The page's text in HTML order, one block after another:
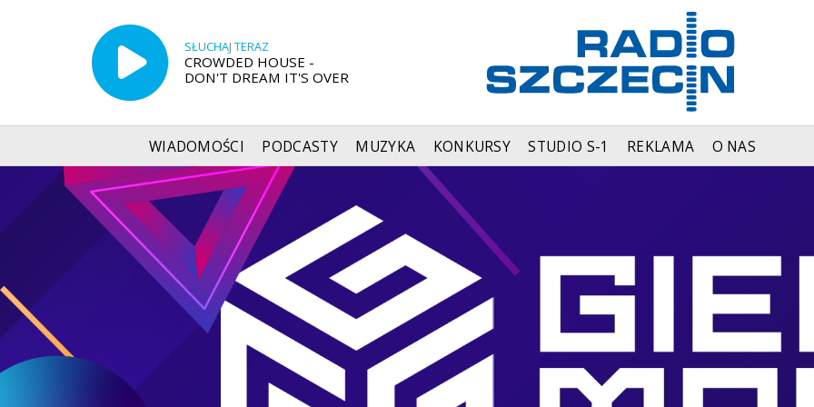
SŁUCHAJ TERAZ
CROWDED HOUSE -
DON'T DREAM IT'S OVER
WIADOMOŚCI PODCASTY MUZYKA KONKURSY STUDIO S-1 REKLAMA O NAS